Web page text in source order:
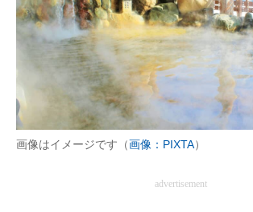
画像はイメージです（画像：PIXTA）
advertisement